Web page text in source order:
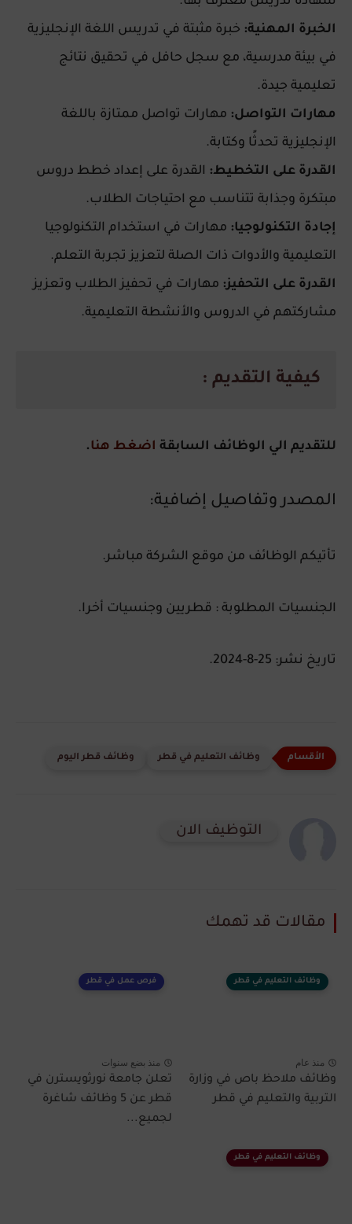
الخبرة المهنية: خبرة مثبتة في تدريس اللغة الإنجليزية
في بيئة مدرسية، مع سجل حافل في تحقيق نتائج
تعليمية جيدة.
مهارات التواصل: مهارات تواصل ممتازة باللغة
الإنجليزية تحدثًا وكتابة.
القدرة على التخطيط: القدرة على إعداد خطط دروس
مبتكرة وجذابة تتناسب مع احتياجات الطلاب.
إجادة التكنولوجيا: مهارات في استخدام التكنولوجيا
التعليمية والأدوات ذات الصلة لتعزيز تجربة التعلم.
القدرة على التحفيز: مهارات في تحفيز الطلاب وتعزيز
مشاركتهم في الدروس والأنشطة التعليمية.
كيفية التقديم :
للتقديم الي الوظائف السابقة اضغط هنا.
المصدر وتفاصيل إضافية:
تأتيكم الوظائف من موقع الشركة مباشر.
الجنسيات المطلوبة : قطريين وجنسيات أخرا.
تاريخ نشر: 25-8-2024.
وظائف التعليم في قطر وظائف قطر اليوم
التوظيف الان
مقالات قد تهمك
وظائف التعليم في قطر
منذ عام
وظائف ملاحظ باص في وزارة
التربية والتعليم في قطر​
فرص عمل في قطر
منذ بضع سنوات
تعلن جامعة نورثويسترن في
قطر عن 5 وظائف شاغرة
لجميع...
وظائف التعليم في قطر